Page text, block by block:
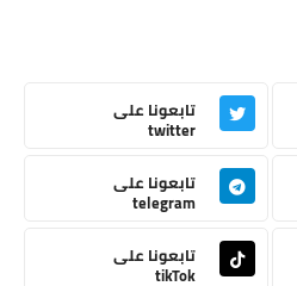
تابعونا على
twitter
تابعونا على
telegram
تابعونا على
tikTok